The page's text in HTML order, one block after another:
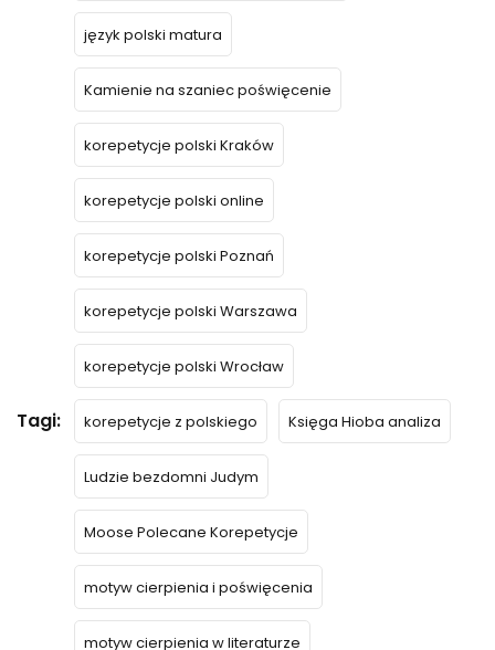
Tagi:
język polski matura
Kamienie na szaniec poświęcenie
korepetycje polski Kraków
korepetycje polski online
korepetycje polski Poznań
korepetycje polski Warszawa
korepetycje polski Wrocław
korepetycje z polskiego Księga Hioba analiza
Ludzie bezdomni Judym
Moose Polecane Korepetycje
motyw cierpienia i poświęcenia
motyw cierpienia w literaturze